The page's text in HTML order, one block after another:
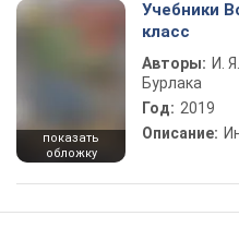
показать
обложку
Учебники
класс
Авторы: И.
Бурлака
Год: 2019
Описание: